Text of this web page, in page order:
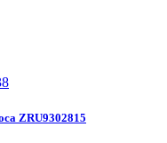
ZRU9302815